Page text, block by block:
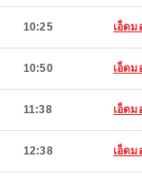
10:25 เอ็ด
10:50 เอ็ด
11:38 เอ็ด
12:38 เอ็ด